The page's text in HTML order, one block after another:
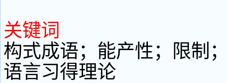
关键词
构式成语；能产性；限制
语言习得理论